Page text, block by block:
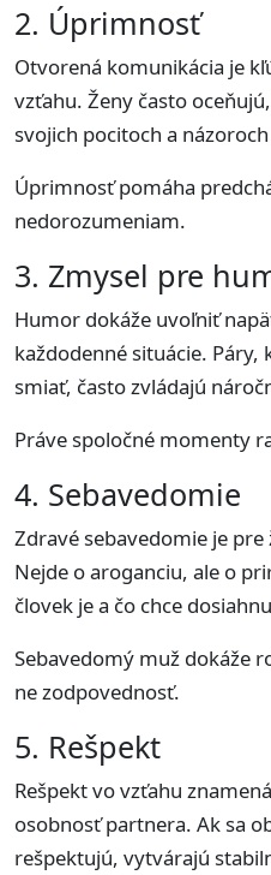
2. Úprimnosť
Otvorená komunikácia je
vzťahu. Ženy často
svojich pocitoch a
Úprimnosť pomáha
nedorozumeniam.
3. Zmysel pre
Humor dokáže uvoľniť
každodenné situácie. Páry,
smiať, často zvládajú
Práve spoločné momenty
4. Sebavedomie
Zdravé sebavedomie je
Nejde o aroganciu, ale o
človek je a čo chce
Sebavedomý muž dokáže
ne zodpovednosť.
5. Rešpekt
Rešpekt vo vzťahu
osobnosť partnera. Ak sa
rešpektujú, vytvárajú